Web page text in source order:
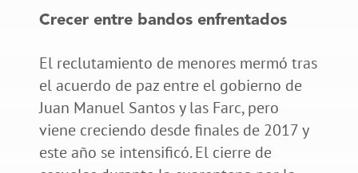
Crecer entre bandos enfrentados
El reclutamiento de menores mermó tras
el acuerdo de paz entre el gobierno de
Juan Manuel Santos y las Farc, pero
viene creciendo desde finales de 2017 y
este año se intensificó. El cierre de